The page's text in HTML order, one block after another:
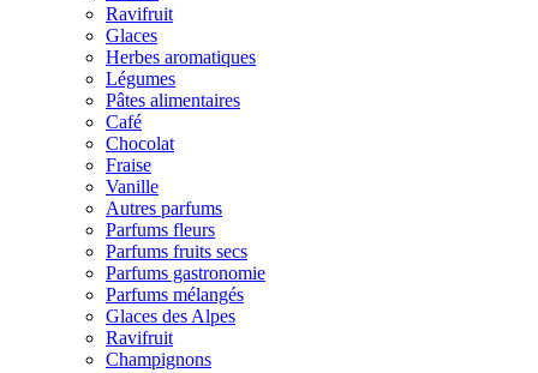
Ravifruit
Glaces
Herbes aromatiques
Légumes
Pâtes alimentaires
Café
Chocolat
Fraise
Vanille
Autres parfums
Parfums fleurs
Parfums fruits secs
Parfums gastronomie
Parfums mélangés
Glaces des Alpes
Ravifruit
Champignons